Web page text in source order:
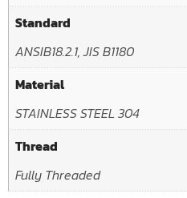
Standard
ANSIB18.2.1, JIS B1180
Material
STAINLESS STEEL 304
Thread
Fully Threaded